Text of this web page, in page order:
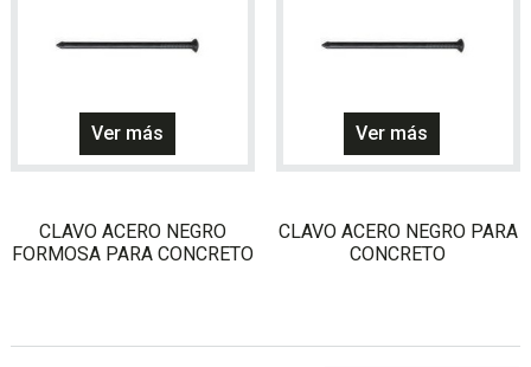
Ver más
variantes.
Las
pueden
CLAVO ACERO NEGRO
FORMOSA PARA CONCRETO
Ver más
variantes.
pueden
CLAVO ACERO NEGRO PARA
CONCRETO